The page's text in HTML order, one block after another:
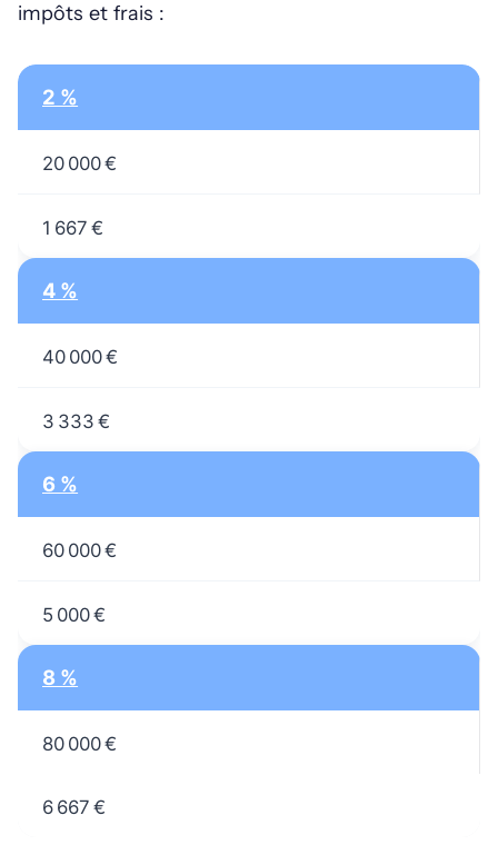
impôts et frais :
2 %
20 000 €
1 667 €
4 %
40 000 €
3 333 €
6 %
60 000 €
5 000 €
8 %
80 000 €
6 667 €